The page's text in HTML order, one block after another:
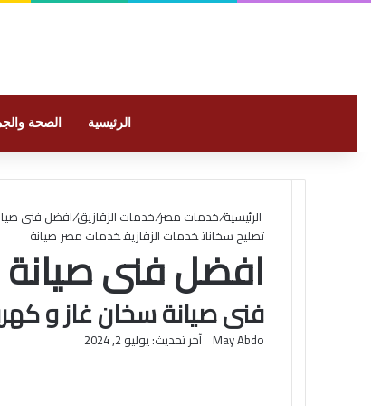
الرئيسية الصحة
الرئيسية/خدمات مصر/خدمات الزقازيق/افضل فنى
تصليح سخاناتخدمات الزقازيقخدمات مصر صيانة
افضل فنى صيانة
فنى صيانة سخان غاز و
May Abdo آخر تحديث: يوليو 2, 2024